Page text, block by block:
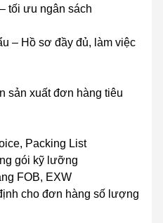
tối ưu ngân sách
– Hồ sơ đầy đủ, làm việc
sản xuất đơn hàng tiêu
Packing List
gói kỹ lưỡng
FOB, EXW
cho đơn hàng số lượng